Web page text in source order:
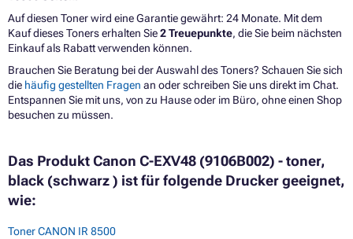
Auf diesen Toner wird eine Garantie gewährt: 24 Monate. Mit dem
Kauf dieses Toners erhalten Sie2 Treuepunkte, die Sie beim nächsten
Einkauf als Rabatt verwenden können.
Brauchen Sie Beratung bei der Auswahl des Toners? Schauen Sie sich
die häufig gestellten Fragen an oder schreiben Sie uns direkt im Chat.
Entspannen Sie mit uns, von zu Hause oder im Büro, ohne einen Shop
besuchen zu müssen.
Das Produkt Canon C-EXV48 (9106B002) - toner,
black (schwarz ) ist für folgende Drucker geeignet,
wie:
Toner CANON IR 8500